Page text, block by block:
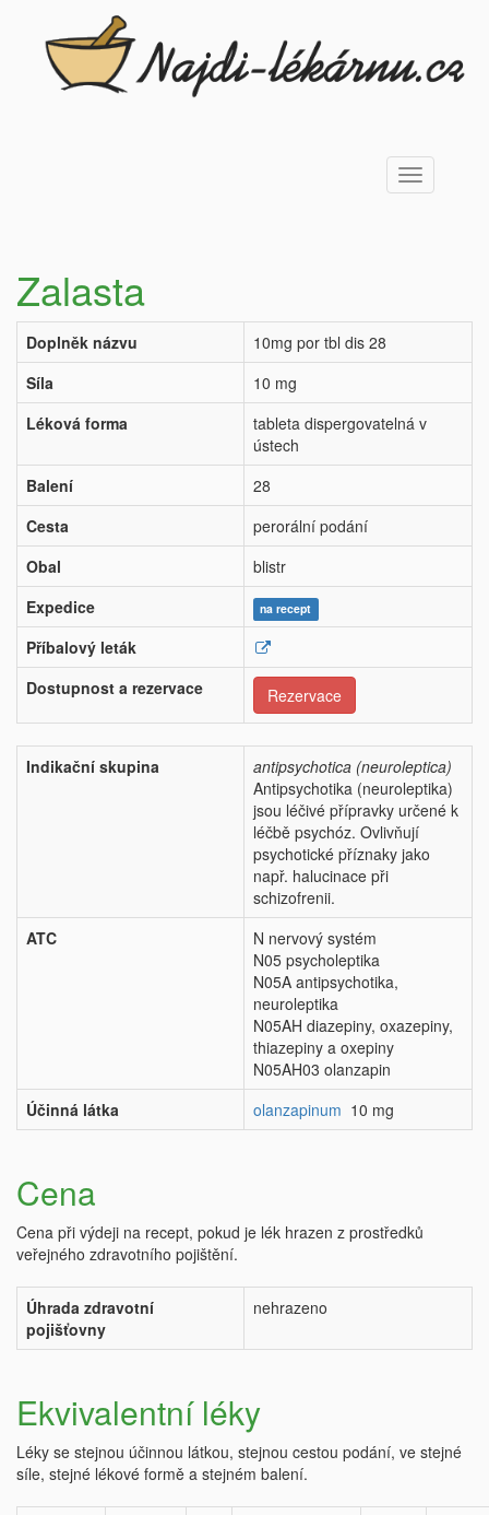
Toggle
navigation
Zalasta
Doplněk názvu
10mg por tbl dis 28
Síla
10 mg
Léková forma
tableta dispergovatelná v
ústech
Balení
28
Cesta
perorální podání
Obal
blistr
Expedice
na recept
Příbalový leták
Dostupnost a rezervace
Rezervace
Indikační skupina
antipsychotica (neuroleptica)
Antipsychotika (neuroleptika)
jsou léčivé přípravky určené k
léčbě psychóz. Ovlivňují
psychotické příznaky jako
např. halucinace při
schizofrenii.
ATC
N nervový systém
N05 psycholeptika
N05A antipsychotika,
neuroleptika
N05AH diazepiny, oxazepiny,
thiazepiny a oxepiny
N05AH03 olanzapin
Účinná látka
olanzapinum 10 mg
Cena
Cena při výdeji na recept, pokud je lék hrazen z prostředků
veřejného zdravotního pojištění.
Úhrada zdravotní
pojišťovny
nehrazeno
Ekvivalentní léky
Léky se stejnou účinnou látkou, stejnou cestou podání, ve stejné
síle, stejné lékové formě a stejném balení.